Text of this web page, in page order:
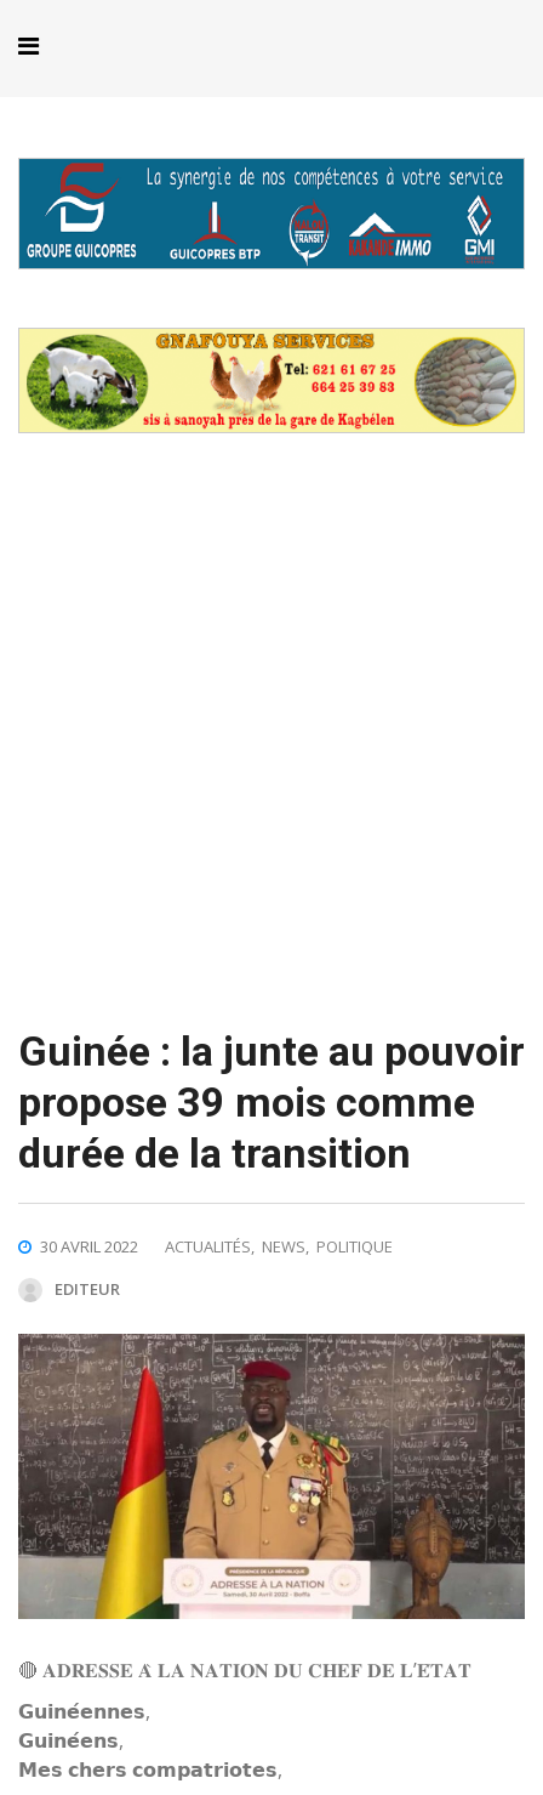
Guinée : la junte au pouvoir
propose 39 mois comme
durée de la transition
30 AVRIL 2022 ACTUALITÉS, NEWS, POLITIQUE
EDITEUR
🔴 𝐀𝐃𝐑𝐄𝐒𝐒𝐄 𝐀̀ 𝐋𝐀 𝐍𝐀𝐓𝐈𝐎𝐍 𝐃𝐔 𝐂𝐇𝐄𝐅 𝐃𝐄 𝐋’𝐄́𝐓𝐀𝐓
𝗚𝘂𝗶𝗻𝗲́𝗲𝗻𝗻𝗲𝘀,
𝗚𝘂𝗶𝗻𝗲́𝗲𝗻𝘀,
𝗠𝗲𝘀 𝗰𝗵𝗲𝗿𝘀 𝗰𝗼𝗺𝗽𝗮𝘁𝗿𝗶𝗼𝘁𝗲𝘀,